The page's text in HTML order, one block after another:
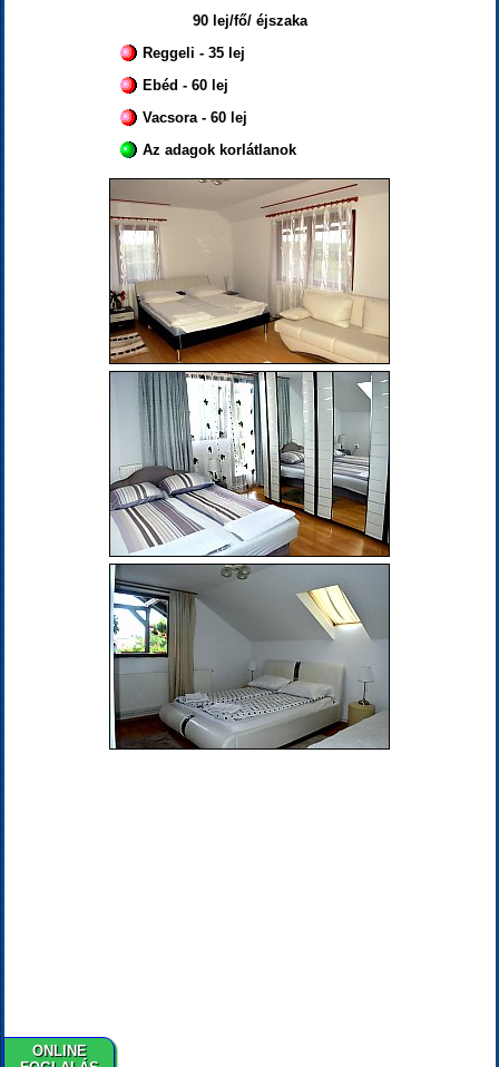
ONLINE
90 lej/fő/ éjszaka
Reggeli - 35 lej
Ebéd - 60 lej
Vacsora - 60 lej
Az adagok korlátlanok